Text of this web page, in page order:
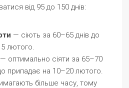
від 95 до 150 днів:
— сіють за 60–65 днів до
лютого.
— оптимально сіяти за 65–70
припадає на 10–20 лютого.
більше часу, тому